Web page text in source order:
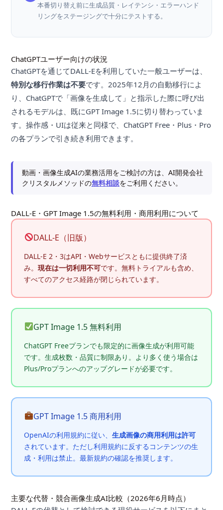
本番切り替え前に生成品質・レイテンシ・エラーハンド
リングをステージングで十分にテストする。
ChatGPTユーザー向けの状況
ChatGPTを通じてDALL-Eを利用していた一般ユーザーは、
特別な移行作業は不要です。2025年12月の自動移行によ
り、ChatGPTで「画像を生成して」と指示した際に呼び出
されるモデルは、既にGPT Image 1.5に切り替わっていま
す。操作感・UIは従来と同様で、ChatGPT Free・Plus・Pro
の各プランで引き続き利用できます。
動画・画像生成AIの業務活用をご検討の方は、AI開発会社
クリスタルメソッドの無料相談をご利用ください。
DALL-E・GPT Image 1.5の無料利用・商用利用について
DALL-E（旧版）
DALL-E 2・3はAPI・Webサービスともに提供終了済
み。現在は一切利用不可です。無料トライアルも含め、
すべてのアクセス経路が閉じられています。
GPT Image 1.5 無料利用
ChatGPT Freeプランでも限定的に画像生成が利用可能
です。生成枚数・品質に制限あり。より多く使う場合は
Plus/Proプランへのアップグレードが必要です。
GPT Image 1.5 商用利用
OpenAIの利用規約に従い、生成画像の商用利用は許可
されています。ただし利用規約に反するコンテンツの生
成・利用は禁止。最新規約の確認を推奨します。
主要な代替・競合画像生成AI比較（2026年6月時点）